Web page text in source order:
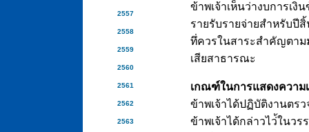
2557
2558
2559
2560
2561
2562
2563
ข้าพเจ้าเห็นว่างบการเ
รายรับรายจ่ายสำหรับปี
ทึ่ควรในสาระสำคัญตาม
เสียสาธารณะ
เกณฑ์ในการแสดงความ
ข้าพเจ้าได้ปฏิบัติงานตร
ข้าพเจ้าได้กล่าวไว่้ในวร